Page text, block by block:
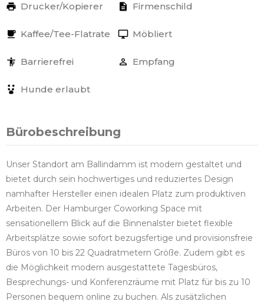
Drucker/Kopierer Firmenschild
Kaffee/Tee-Flatrate Möbliert
Barrierefrei Empfang
Hunde erlaubt
Bürobeschreibung
Unser Standort am Ballindamm ist modern gestaltet und
bietet durch sein hochwertiges und reduziertes Design
namhafter Hersteller einen idealen Platz zum produktiven
Arbeiten. Der Hamburger Coworking Space mit
sensationellem Blick auf die Binnenalster bietet flexible
Arbeitsplätze sowie sofort bezugsfertige und provisionsfreie
Büros von 10 bis 22 Quadratmetern Größe. Zudem gibt es
die Möglichkeit modern ausgestattete Tagesbüros,
Besprechungs- und Konferenzräume mit Platz für bis zu 10
Personen bequem online zu buchen. Als zusätzlichen